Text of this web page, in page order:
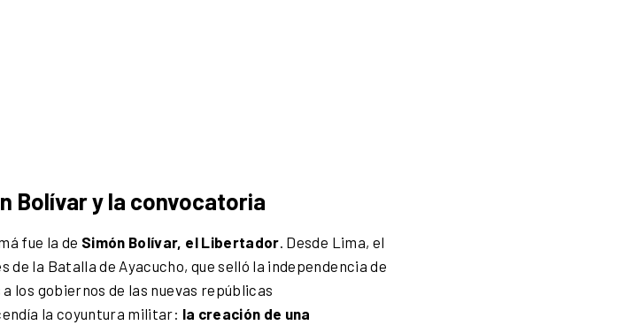
Bolívar y la convocatoria
fue la de Simón Bolívar, el Libertador. Desde Lima, el
de la Batalla de Ayacucho, que selló la independencia de
los gobiernos de las nuevas repúblicas
la coyuntura militar: la creación de una